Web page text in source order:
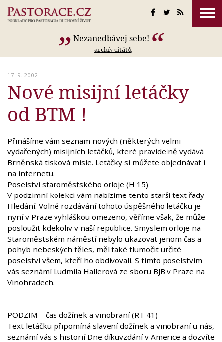
Nezanedbávej sebe!
-archív citátů
17. 9. 2002
Nové misijní letáčky
od BTM !
Přinášíme vám seznam nových (některých velmi
vydařených) misijních letáčků, které pravidelně vydává
Brněnská tisková misie. Letáčky si můžete objednávat i
na internetu.
Poselství staroměstského orloje (H 15)
V podzimní kolekci vám nabízíme tento starší text řady
Hledání. Volné rozdávání tohoto úspěšného letáčku je
nyní v Praze vyhláškou omezeno, věříme však, že může
posloužit kdekoliv v naší republice. Smyslem orloje na
Staroměstském náměstí nebylo ukazovat jenom čas a
pohyb nebeských těles, měl také tlumočit určité
poselství všem, kteří ho obdivovali. S tímto poselstvím
vás seznámí Ludmila Hallerová ze sboru BJB v Praze na
Vinohradech.
PODZIM – čas dožínek a vinobraní (RT 41)
Text letáčku připomíná slavení dožínek a vinobraní u nás,
seznámí vás s historií Dne díkuvzdání v Americe a dozvíte